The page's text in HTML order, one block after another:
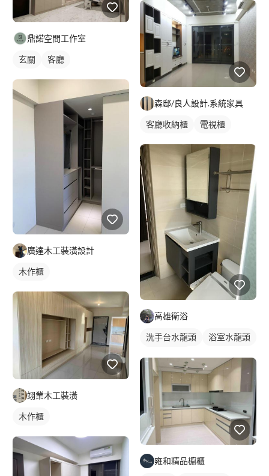
鼎諾空間工作室
玄關 客廳
廣達木工裝潢設計
木作櫃
翊業木工裝潢
木作櫃
森邸/良人設計.系統家具
客廳收納櫃 電視櫃
高雄衛浴
洗手台水龍頭
浴室水龍頭
雍和精品櫥櫃